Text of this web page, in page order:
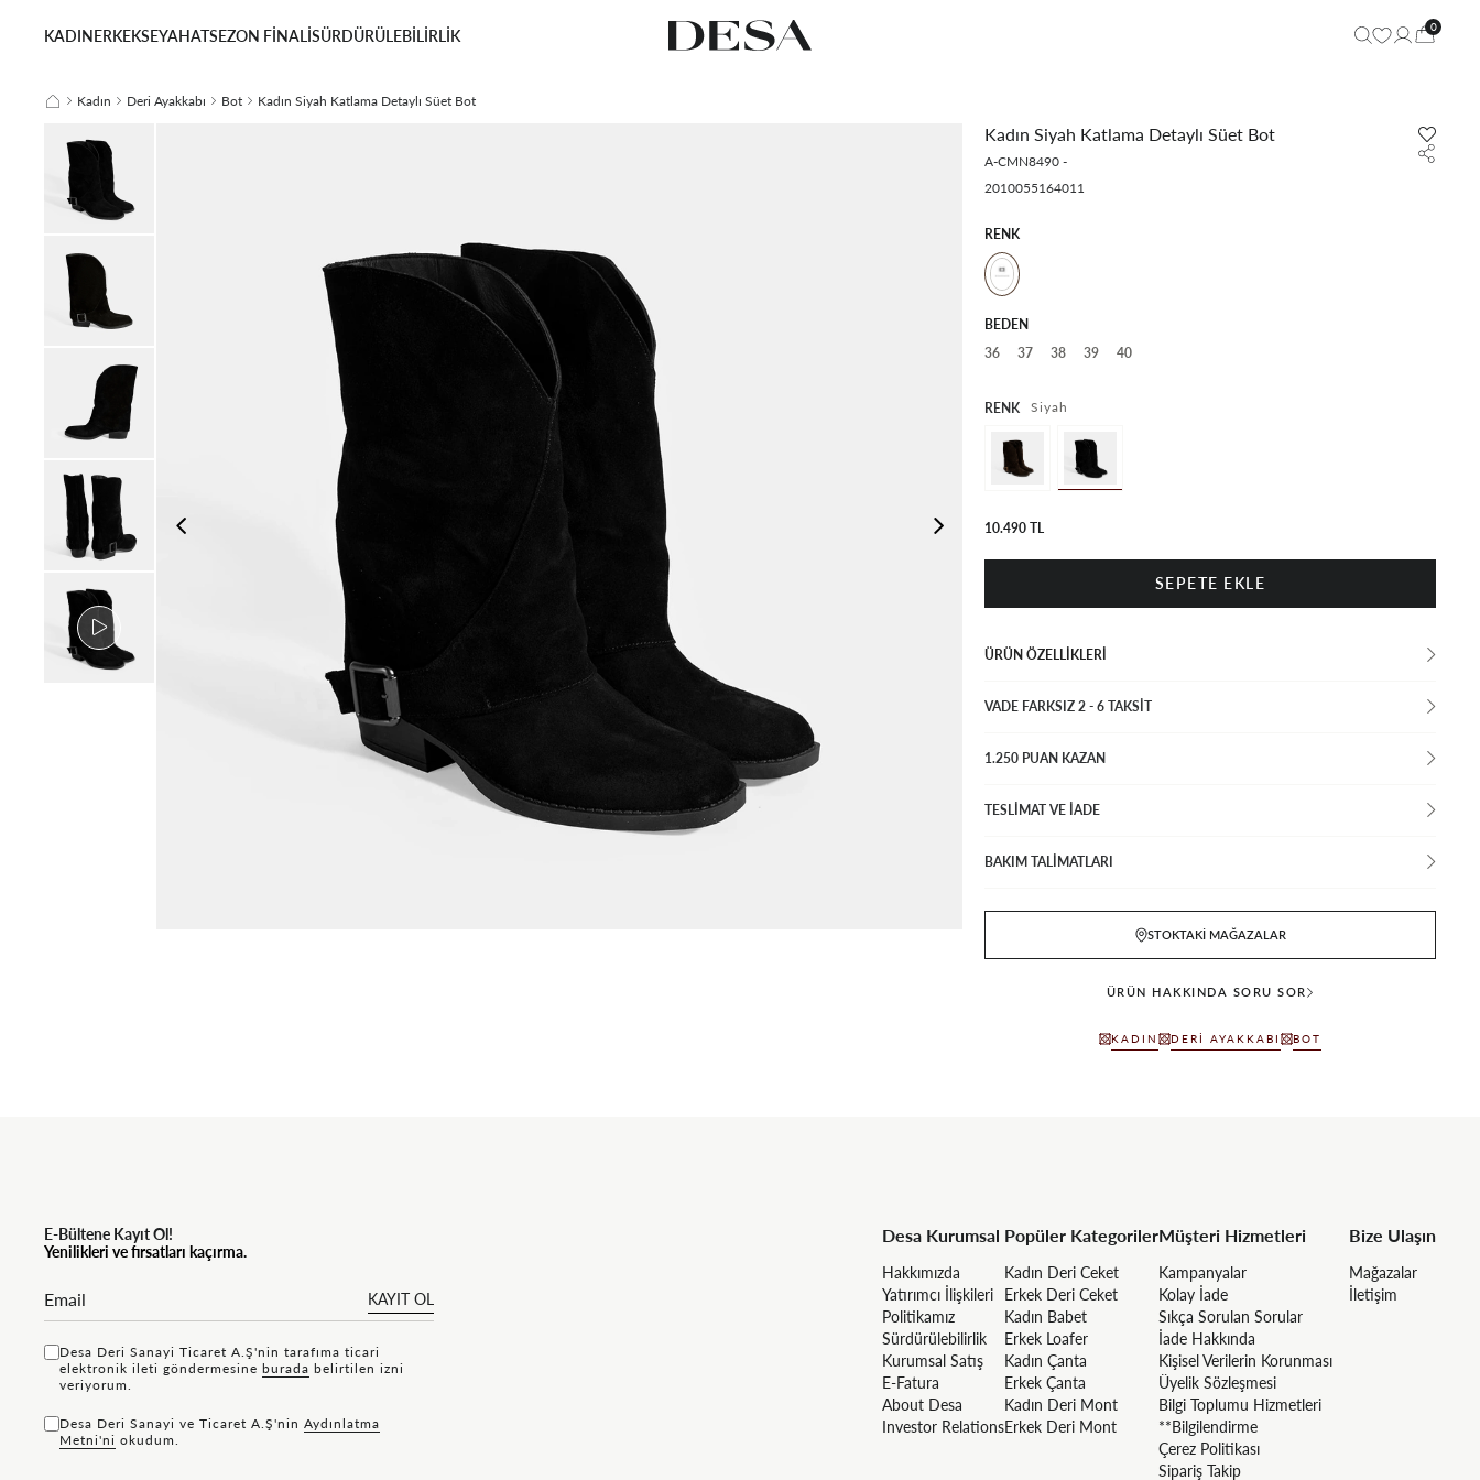
KADINERKEKSEYAHATSEZON FİNALİSÜRDÜRÜLEBİLİRLİK 0
Kadın Deri Ayakkabı Bot Kadın Siyah Katlama Detaylı Süet Bot
Kadın Siyah Katlama Detaylı Süet Bot
A-CMN8490 -
2010055164011
RENK
BEDEN
36
37 38 39 40
RENK Siyah
10.490 TL
ÜRÜN ÖZELLIKLERI
VADE FARKSIZ 2 - 6 TAKSIT
1.250 PUAN KAZAN
TESLİMAT VE İADE
BAKIM TALİMATLARI
STOKTAKI MAĞAZALAR
ÜRÜN HAKKINDA SORU SOR
KADIN DERI AYAKKABI BOT
E-Bültene Kayıt Ol!
Yenilikleri ve fırsatları kaçırma.
KAYIT OL
Desa Deri Sanayi Ticaret A.Ş'nin tarafıma ticari
elektronik ileti göndermesine bu rada belirtilen izni
veriyorum.
Desa Deri Sanayi ve Ticaret A.Ş'nin Aydınlatma
Metni'ni okudum.
Desa Kurumsal
Hakkımızda
Yatırımcı İlişkileri
Politikamız
Sürdürülebilirlik
Kurumsal Satış
E-Fatura
About Desa
Investor Relations
Popüler Kategoriler
Kadın Deri Ceket
Erkek Deri Ceket
Kadın Babet
Erkek Loafer
Kadın Çanta
Erkek Çanta
Kadın Deri Mont
Erkek Deri Mont
Müşteri Hizmetleri
Kampanyalar
Kolay İade
Sıkça Sorulan Sorular
İade Hakkında
Kişisel Verilerin Korunması
Üyelik Sözleşmesi
Bilgi Toplumu Hizmetleri
**Bilgilendirme
Çerez Politikası
Sipariş Takip
Bize Ulaşın
Mağazalar
İletişim